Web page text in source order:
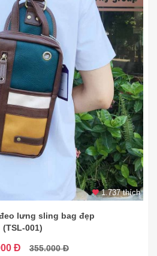
1.737 thích
lưng sling bag đẹp
(TSL-001)
Đ 355.000 Đ